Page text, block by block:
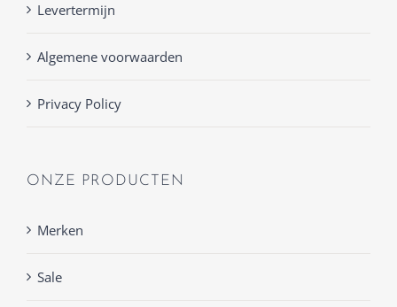
Levertermijn
Algemene voorwaarden
Privacy Policy
ONZE PRODUCTEN
Merken
Sale